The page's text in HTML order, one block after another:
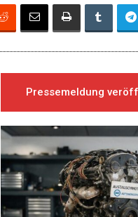
Pressemeldung